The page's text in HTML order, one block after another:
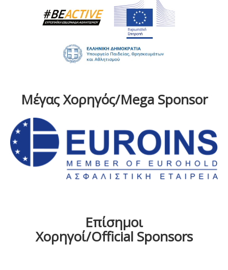
Μέγας Χορηγός/Mega Sponsor
Επίσημοι
Χορηγοί/Official Sponsors